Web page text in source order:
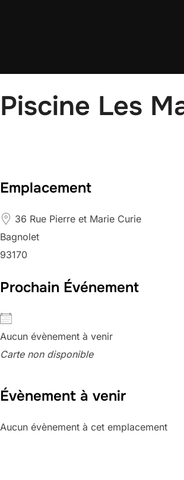
Piscine Les
Emplacement
36 Rue Pierre et Marie Curie
Bagnolet
93170
Prochain Événement
Aucun évènement à venir
Carte non disponible
Évènement à venir
Aucun évènement à cet emplacement